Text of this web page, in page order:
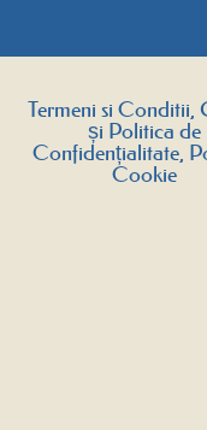
Termeni si Conditii,
și Politica de
Confidențialitate,
Cookie